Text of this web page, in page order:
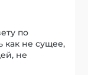
по
как не сущее,
не